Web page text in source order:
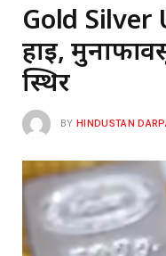
Gold Silver
हाई,
स्थिर
BY HINDUSTAN